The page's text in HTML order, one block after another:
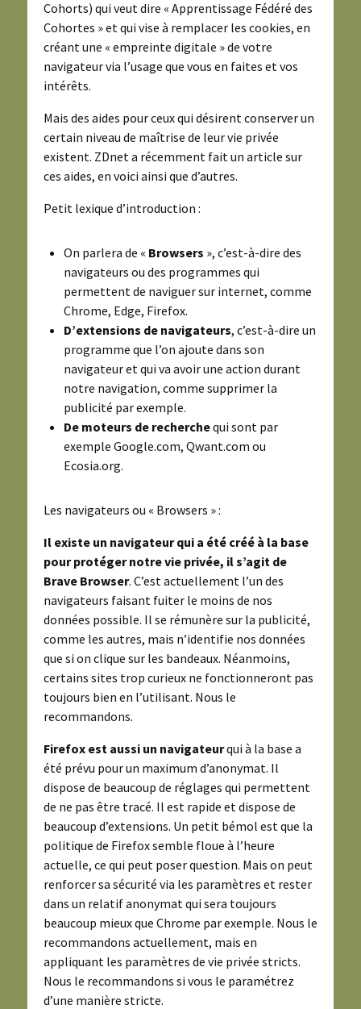
Cohorts) qui veut dire « Apprentissage Fédéré des
Cohortes » et qui vise à remplacer les cookies, en
créant une « empreinte digitale » de votre
navigateur via l’usage que vous en faites et vos
intérêts.
Mais des aides pour ceux qui désirent conserver un
certain niveau de maîtrise de leur vie privée
existent. ZDnet a récemment fait un article sur
ces aides, en voici ainsi que d’autres.
Petit lexique d’introduction :
On parlera de « Browsers », c’est-à-dire des
navigateurs ou des programmes qui
permettent de naviguer sur internet, comme
Chrome, Edge, Firefox.
D’extensions de navigateurs, c’est-à-dire un
programme que l’on ajoute dans son
navigateur et qui va avoir une action durant
notre navigation, comme supprimer la
publicité par exemple.
De moteurs de recherchequi sont par
exemple Google.com, Qwant.com ou
Ecosia.org.
Les navigateurs ou « Browsers » :
Il existe un navigateur qui a été créé à la base
pour protéger notre vie privée, il s’agit de
Brave Browser. C’est actuellement l’un des
navigateurs faisant fuiter le moins de nos
données possible. Il se rémunère sur la publicité,
comme les autres, mais n’identifie nos données
que si on clique sur les bandeaux. Néanmoins,
certains sites trop curieux ne fonctionneront pas
toujours bien en l’utilisant. Nous le
recommandons.
Firefox est aussi un navigateurqui à la base a
été prévu pour un maximum d’anonymat. Il
dispose de beaucoup de réglages qui permettent
de ne pas être tracé. Il est rapide et dispose de
beaucoup d’extensions. Un petit bémol est que la
politique de Firefox semble floue à l’heure
actuelle, ce qui peut poser question. Mais on peut
renforcer sa sécurité via les paramètres et rester
dans un relatif anonymat qui sera toujours
beaucoup mieux que Chrome par exemple. Nous le
recommandons actuellement, mais en
appliquant les paramètres de vie privée stricts.
Nous le recommandons si vous le paramétrez
d’une manière stricte.